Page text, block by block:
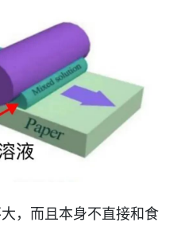
，而且本身不直接和食